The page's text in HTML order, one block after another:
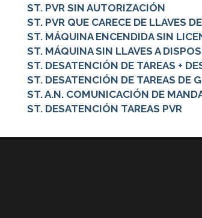
ST. PVR SIN AUTORIZACIÓN
ST. PVR QUE CARECE DE LLAVES
ST. MÁQUINA ENCENDIDA SIN
ST. MÁQUINA SIN LLAVES A
ST. DESATENCIÓN DE TAREAS +
ST. DESATENCIÓN DE TAREAS DE
ST. A.N. COMUNICACIÓN DE
ST. DESATENCIÓN TAREAS PVR